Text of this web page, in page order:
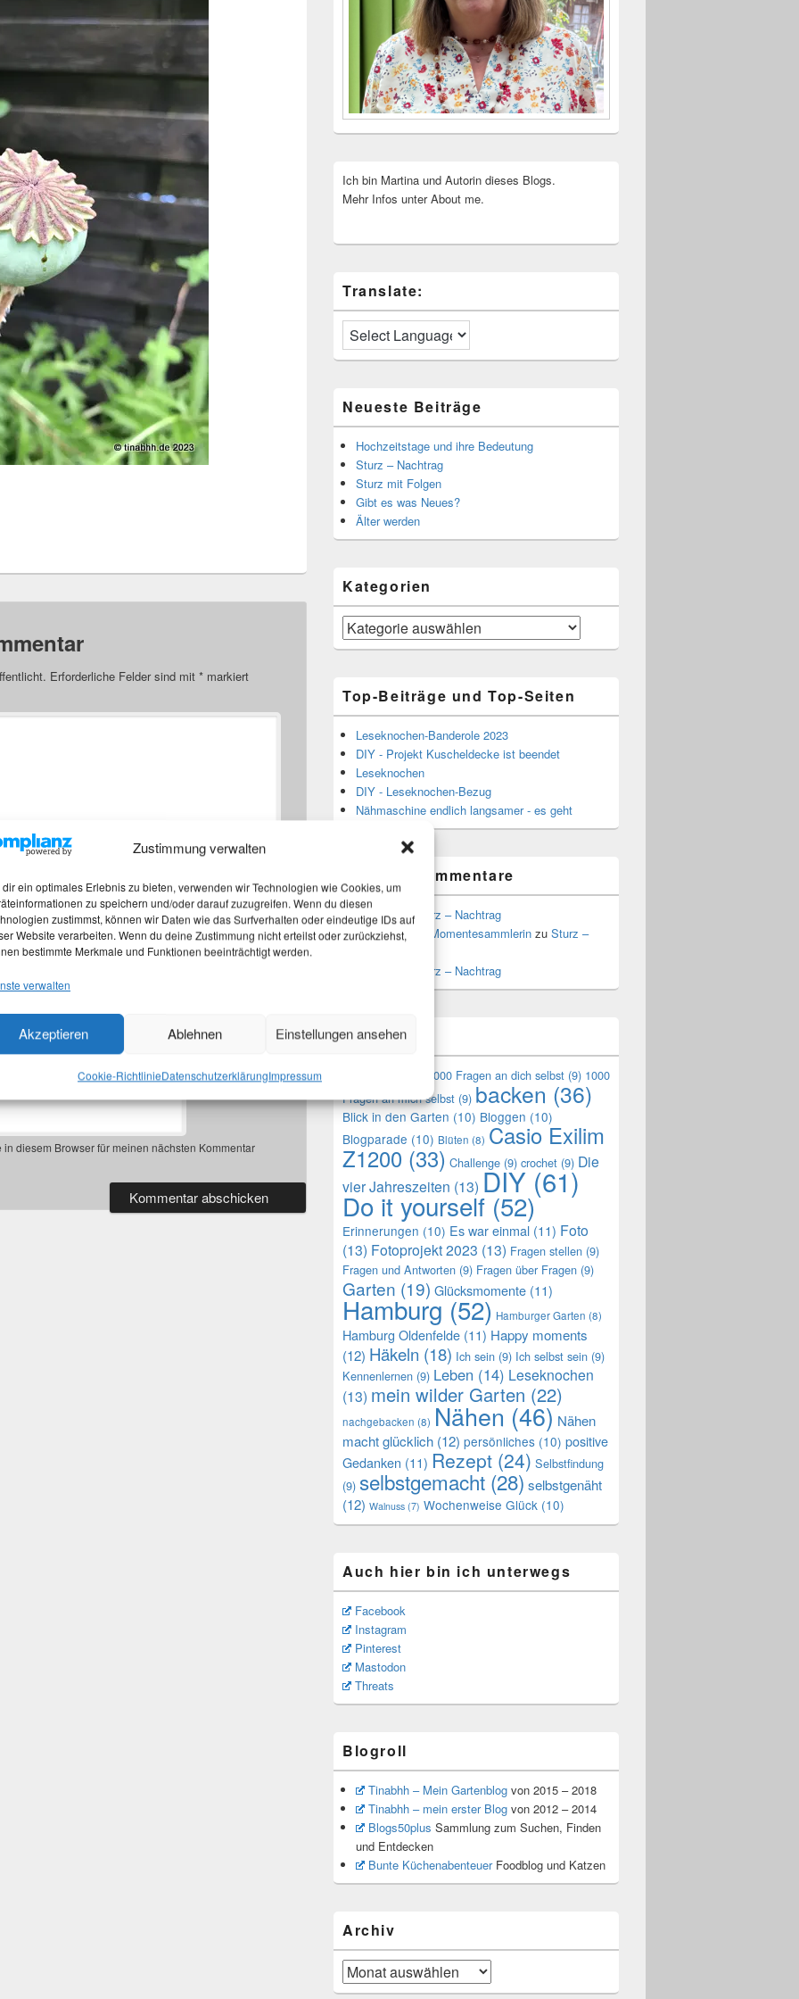
Zustimmung verwalten
dir ein optimales Erlebnis zu bieten, verwenden wir Technologien wie Cookies, um
zu speichern und/oder darauf zuzugreifen. Wenn du diesen
zustimmst, können wir Daten wie das Surfverhalten oder eindeutige IDs auf
Website verarbeiten. Wenn du deine Zustimmung nicht erteilst oder zurückziehst,
bestimmte Merkmale und Funktionen beeinträchtigt werden.
verwalten
Akzeptieren Ablehnen Einstellungen ansehen
Cookie-RichtlinieDatenschutzerklärungImpressum
Erforderliche Felder sind mit * markiert
*
diesem Browser für meinen nächsten Kommentar
Ich bin Martina und Autorin dieses Blogs.
Mehr Infos unter About me.
Translate:
Neueste Beiträge
Hochzeitstage und ihre Bedeutung
Sturz – Nachtrag
Sturz mit Folgen
Gibt es was Neues?
Älter werden
Kategorien
Kategorien
Top-Beiträge und Top-Seiten
Leseknochen-Banderole 2023
DIY - Projekt Kuscheldecke ist beendet
Leseknochen
DIY - Leseknochen-Bezug
Nähmaschine endlich langsamer - es geht
Neueste Kommentare
MartinazuSturz – Nachtrag
Martha, die Momentesammlerinzu Sturz –
Sturz – Nachtrag
Themen
1000 Fragen an dich selbst (9) 1000
Fragen an mich selbst (9) backen (36)
Blick in den Garten (10) Bloggen (10)
Blogparade (10) Blüten (8) Casio Exilim
Z1200 (33) Challenge (9) crochet (9) Die
vier Jahreszeiten (13) DIY(61)
Do it yourself (52)
Erinnerungen (10) Es war einmal (11) Foto
(13) Fotoprojekt 2023 (13) Fragen stellen (9)
Fragen und Antworten (9) Fragen über Fragen (9)
Garten (19) Glücksmomente (11)
Hamburg (52) Hamburger Garten (8)
Hamburg Oldenfelde (11) Happy moments
(12) Häkeln (18) Ich sein (9) Ich selbst sein (9)
Kennenlernen (9) Leben (14) Leseknochen
(13) mein wilder Garten (22)
nachgebacken (8) Nähen (46) Nähen
macht glücklich (12) persönliches (10) positive
Gedanken (11) Rezept (24) Selbstfindung
(9) selbstgemacht (28) selbstgenäht
(12) Walnuss (7) Wochenweise Glück (10)
Auch hier bin ich unterwegs
Facebook
Instagram
Pinterest
Mastodon
Threats
Blogroll
Tinabhh – Mein Gartenblogvon 2015 – 2018
Tinabhh – mein erster Blogvon 2012 – 2014
Blogs50plus Sammlung zum Suchen, Finden
und Entdecken
Bunte KüchenabenteuerFoodblog und Katzen
Archiv
Archiv